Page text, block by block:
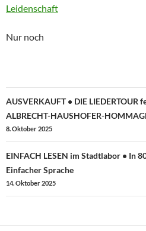
information
Leidenschaft
Nur noch
Beitragsnavigation
AUSVERKAUFT • DIE LIEDERTOUR
ALBRECHT-HAUSHOFER-
8. Oktober 2025
EINFACH LESEN im Stadtlabor • In
Einfacher Sprache
14. Oktober 2025